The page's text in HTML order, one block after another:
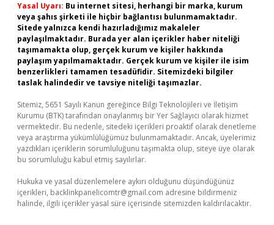
Yasal Uyarı: Bu internet sitesi, herhangi bir marka, kurum
veya şahıs şirketi ile hiçbir bağlantısı bulunmamaktadır.
Sitede yalnızca kendi hazırladığımız makaleler
paylaşılmaktadır. Burada yer alan içerikler haber niteliği
taşımamakta olup, gerçek kurum ve kişiler hakkında
paylaşım yapılmamaktadır. Gerçek kurum ve kişiler ile isim
benzerlikleri tamamen tesadüfidir. Sitemizdeki bilgiler
taslak halindedir ve tavsiye niteliği taşımazlar.
Sitemiz, 5651 Sayılı Kanun gereğince Bilgi Teknolojileri ve İletişim
Kurumu (BTK) tarafından onaylanmış bir Yer Sağlayıcı olarak hizmet
vermektedir. Bu nedenle, sitedeki içerikleri proaktif olarak denetleme
veya araştırma yükümlülüğümüz bulunmamaktadır. Ancak, üyelerimiz
yazdıkları içeriklerin sorumluluğunu taşımakta olup, siteye üye olarak
bu sorumluluğu kabul etmiş sayılırlar.
Hukuka ve yasal düzenlemelere aykırı olduğunu düşündüğünüz
içerikleri, backlinkpanelicomtr@gmail.com adresine bildirmeniz
halinde, ilgili içerikler yasal süre içerisinde sitemizden kaldırılacaktır.